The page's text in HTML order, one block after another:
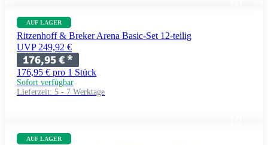
AUF LAGER
Ritzenhoff & Breker Arena Basic-Set 12-teilig
UVP 249,92 €
176,95 €*
176,95 € pro 1 Stück
Sofort verfügbar
Lieferzeit: 5 - 7 Werktage
AUF LAGER